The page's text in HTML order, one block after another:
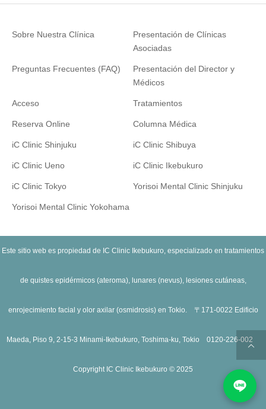
Sobre Nuestra Clínica
Presentación de Clínicas
Asociadas
Preguntas Frecuentes (FAQ)
Presentación del Director y
Médicos
Acceso Tratamientos
Reserva Online Columna Médica
iC Clinic Shinjuku iC Clinic Shibuya
iC Clinic Ueno iC Clinic Ikebukuro
iC Clinic Tokyo Yorisoi Mental Clinic Shinjuku
Yorisoi Mental Clinic Yokohama
Este sitio web es propiedad de IC Clinic Ikebukuro, especializado en tratamientos
de quistes epidérmicos (ateroma), lunares (nevus), lesiones cutáneas,
enrojecimiento facial y olor axilar (osmidrosis) en Tokio. 〒171-0022 Edificio
Maeda, Piso 9, 2-15-3 Minami-Ikebukuro, Toshima-ku, Tokio 0120-226-002
Copyright IC Clinic Ikebukuro © 2025